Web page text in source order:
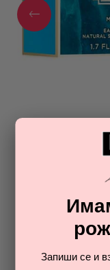
ОТ
Запиши се и